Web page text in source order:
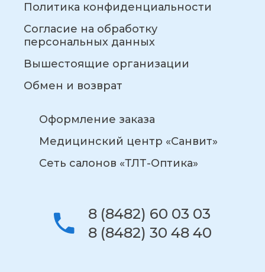
Политика конфиденциальности
Согласие на обработку
персональных данных
Вышестоящие организации
Обмен и возврат
Оформление заказа
Медицинский центр «Санвит»
Сеть салонов «ТЛТ-Оптика»
8 (8482) 60 03 03
8 (8482) 30 48 40